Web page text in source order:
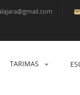
TARIMAS